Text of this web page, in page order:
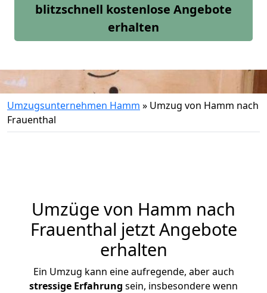
blitzschnell kostenlose Angebote
erhalten
Umzugsunternehmen Hamm » Umzug von Hamm nach
Frauenthal
Umzüge von Hamm nach
Frauenthal jetzt Angebote
erhalten
Ein Umzug kann eine aufregende, aber auch
stressige Erfahrung sein, insbesondere wenn